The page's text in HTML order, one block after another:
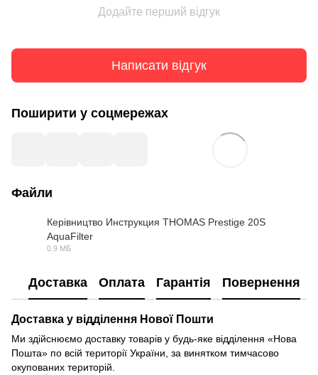
Додайте перший відгук
Написати відгук
Поширити у соцмережах
Файли
Керівництво Инструкция THOMAS Prestige 20S
AquaFilter
0.9 МБ
Доставка Оплата Гарантія Повернення
Доставка у відділення Нової Пошти
Ми здійснюємо доставку товарів у будь-яке відділення «Нова
Пошта» по всій території України, за винятком тимчасово
окупованих територій.